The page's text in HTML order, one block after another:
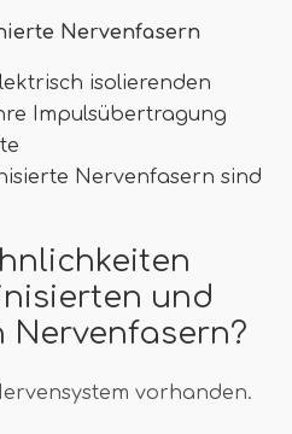
Nervenfasern
isolierenden
Impulsübertragung
Nervenfasern sind
und
Nervenfasern?
vorhanden.